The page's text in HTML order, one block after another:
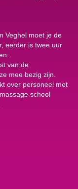
Veghel moet je de
eerder is twee uur
van de
mee bezig zijn.
over personeel met
school